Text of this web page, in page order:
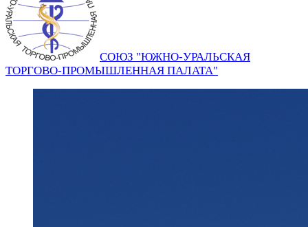
СОЮЗ "ЮЖНО-УРАЛЬСКАЯ
ТОРГОВО-ПРОМЫШЛЕННАЯ ПАЛАТА"